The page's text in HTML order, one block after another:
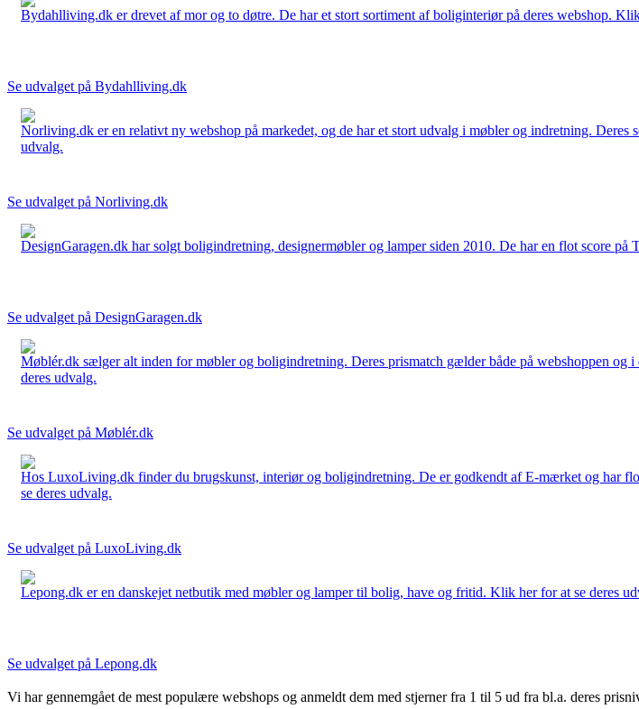
Bydahlliving.dk er drevet af mor og to døtre. De har et stort sortiment af boliginteriør på deres webshop.
Se udvalget på Bydahlliving.dk
Norliving.dk er en relativt ny webshop på markedet, og de har et stort udvalg i møbler og indretning.
udvalg.
Se udvalget på Norliving.dk
DesignGaragen.dk har solgt boligindretning, designermøbler og lamper siden 2010. De har en flot score
Se udvalget på DesignGaragen.dk
Møblér.dk sælger alt inden for møbler og boligindretning. Deres prismatch gælder både på webshoppen
deres udvalg.
Se udvalget på Møblér.dk
Hos LuxoLiving.dk finder du brugskunst, interiør og boligindretning. De er godkendt af E-mærket og har
se deres udvalg.
Se udvalget på LuxoLiving.dk
Lepong.dk er en danskejet netbutik med møbler og lamper til bolig, have og fritid. Klik her for at se deres
Se udvalget på Lepong.dk
Vi har gennemgået de mest populære webshops og anmeldt dem med stjerner fra 1 til 5 ud fra bl.a. deres